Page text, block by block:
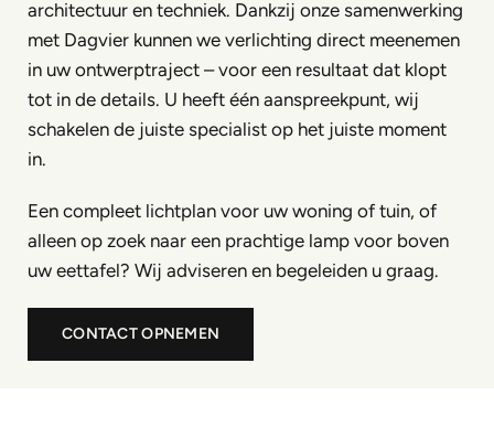
architectuur en techniek. Dankzij onze samenwerking
met Dagvier kunnen we verlichting direct meenemen
in uw ontwerptraject – voor een resultaat dat klopt
tot in de details. U heeft één aanspreekpunt, wij
schakelen de juiste specialist op het juiste moment
in.
Een compleet lichtplan voor uw woning of tuin, of
alleen op zoek naar een prachtige lamp voor boven
uw eettafel? Wij adviseren en begeleiden u graag.
CONTACT OPNEMEN